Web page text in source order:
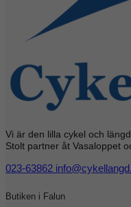
Vi är den lilla cykel och
Stolt partner åt Vasaloppet
023-63862
Butiken i Falun